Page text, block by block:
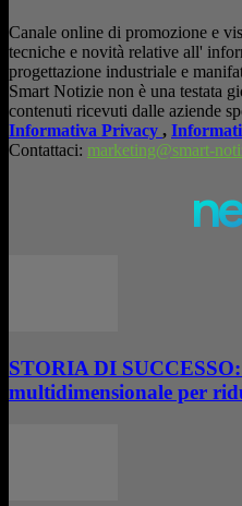
Canale online di promozione e
tecniche e novità relative all'
progettazione industriale e
Smart Notizie non è una testata
contenuti ricevuti dalle aziende
Informativa Privacy ,
Contattaci: marketing@smart-
STORIA DI
multidimensionale per